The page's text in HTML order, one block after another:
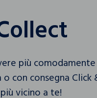
più
con consegna Click
vicino a te!